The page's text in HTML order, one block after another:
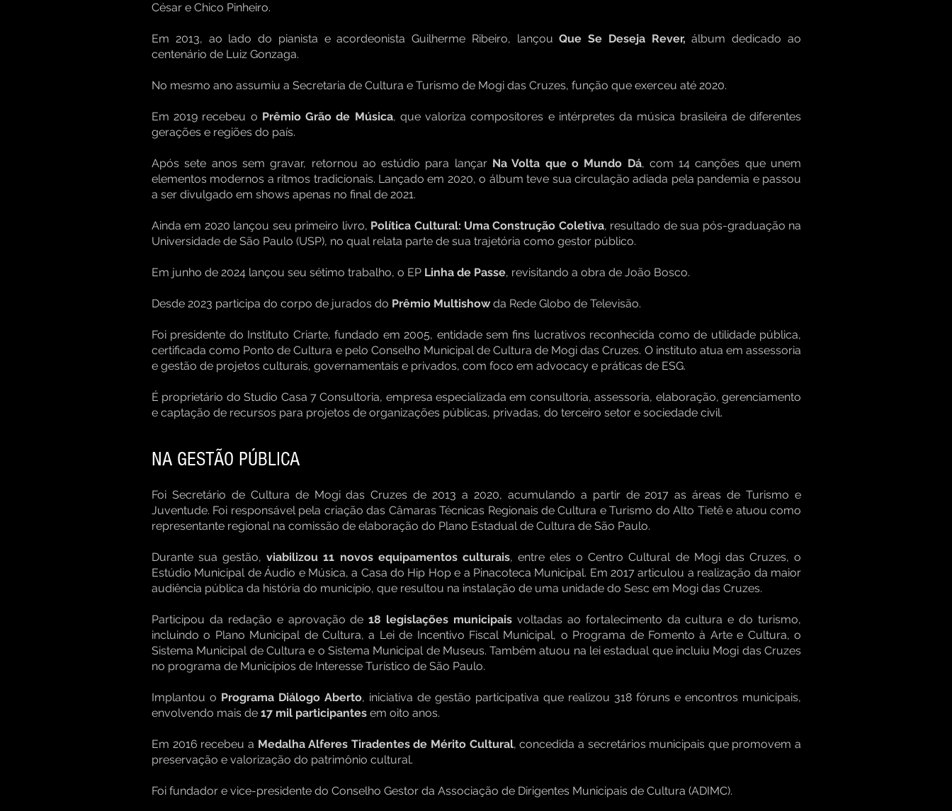
César e Chico Pinheiro.
Em 2013, ao lado do pianista e acordeonista Guilherme Ribeiro, lançouQue Se Deseja Rever, álbum dedicado ao
centenário de Luiz Gonzaga.
No mesmo ano assumiu a Secretaria de Cultura e Turismo de Mogi das Cruzes, função que exerceu até 2020.
Em 2019 recebeu o Prêmio Grão de Música, que valoriza compositores e intérpretes da música brasileira de diferentes
gerações e regiões do país.
Após sete anos sem gravar, retornou ao estúdio para lançar Na Volta que o Mundo Dá, com 14 canções que unem
elementos modernos a ritmos tradicionais. Lançado em 2020, o álbum teve sua circulação adiada pela pandemia e passou
a ser divulgado em shows apenas no final de 2021.
Ainda em 2020 lançou seu primeiro livro, Política Cultural: Uma Construção Coletiva, resultado de sua pós-graduação na
Universidade de São Paulo (USP), no qual relata parte de sua trajetória como gestor público.
Em junho de 2024 lançou seu sétimo trabalho, o EP Linha de Passe, revisitando a obra de João Bosco.
Desde 2023 participa do corpo de jurados do Prêmio Multishowda Rede Globo de Televisão.
Foi presidente do Instituto Criarte, fundado em 2005, entidade sem fins lucrativos reconhecida como de utilidade pública,
certificada como Ponto de Cultura e pelo Conselho Municipal de Cultura de Mogi das Cruzes. O instituto atua em assessoria
e gestão de projetos culturais, governamentais e privados, com foco em advocacy e práticas de ESG.
É proprietário do Studio Casa 7 Consultoria, empresa especializada em consultoria, assessoria, elaboração, gerenciamento
e captação de recursos para projetos de organizações públicas, privadas, do terceiro setor e sociedade civil.
NA GESTÃO PÚBLICA
Foi Secretário de Cultura de Mogi das Cruzes de 2013 a 2020, acumulando a partir de 2017 as áreas de Turismo e
Juventude. Foi responsável pela criação das Câmaras Técnicas Regionais de Cultura e Turismo do Alto Tietê e atuou como
representante regional na comissão de elaboração do Plano Estadual de Cultura de São Paulo.
Durante sua gestão,viabilizou 11 novos equipamentos culturais, entre eles o Centro Cultural de Mogi das Cruzes, o
Estúdio Municipal de Áudio e Música, a Casa do Hip Hop e a Pinacoteca Municipal. Em 2017 articulou a realização da maior
audiência pública da história do município, que resultou na instalação de uma unidade do Sesc em Mogi das Cruzes.
Participou da redação e aprovação de18 legislações municipais voltadas ao fortalecimento da cultura e do turismo,
incluindo o Plano Municipal de Cultura, a Lei de Incentivo Fiscal Municipal, o Programa de Fomento à Arte e Cultura, o
Sistema Municipal de Cultura e o Sistema Municipal de Museus. Também atuou na lei estadual que incluiu Mogi das Cruzes
no programa de Municípios de Interesse Turístico de São Paulo.
Implantou o Programa Diálogo Aberto, iniciativa de gestão participativa que realizou 318 fóruns e encontros municipais,
envolvendo mais de 17 mil participantes em oito anos.
Em 2016 recebeu a Medalha Alferes Tiradentes de Mérito Cultural, concedida a secretários municipais que promovem a
preservação e valorização do patrimônio cultural.
Foi fundador e vice-presidente do Conselho Gestor da Associação de Dirigentes Municipais de Cultura (ADIMC).